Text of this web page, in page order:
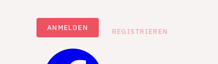
ANMELDEN REGISTRIEREN